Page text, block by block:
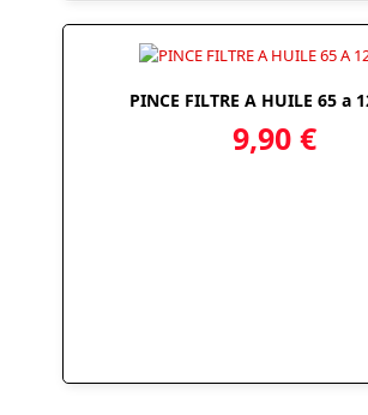
PINCE FILTRE A HUILE 65 a
9,90 €